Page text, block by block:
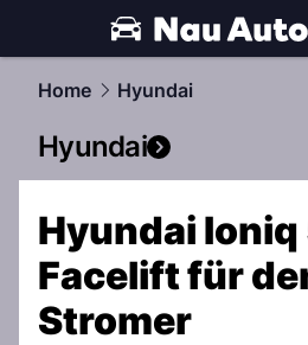
automobile.NAU.ch
Home Hyundai
Hyundai
Hyundai Ioniq
Facelift für
Stromer